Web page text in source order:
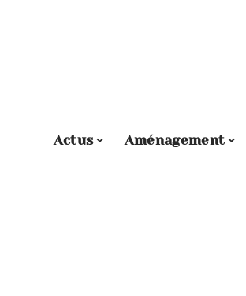
Actus Aménagement